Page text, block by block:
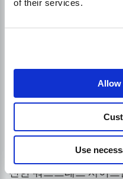
of their services.
Allow
Use
서 웹사이트에 적합한
을 조정하여 웹사이트
얼마나 중요하지 않습니
발에 대해 궁금한 점이
전한 워드프레스 사이